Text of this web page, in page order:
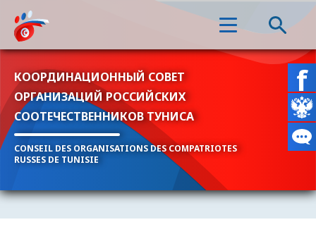
КООРДИНАЦИОННЫЙ СОВЕТ
ОРГАНИЗАЦИЙ РОССИЙСКИХ
СООТЕЧЕСТВЕННИКОВ ТУНИСА
CONSEIL DES ORGANISATIONS DES COMPATRIOTES
RUSSES DE TUNISIE